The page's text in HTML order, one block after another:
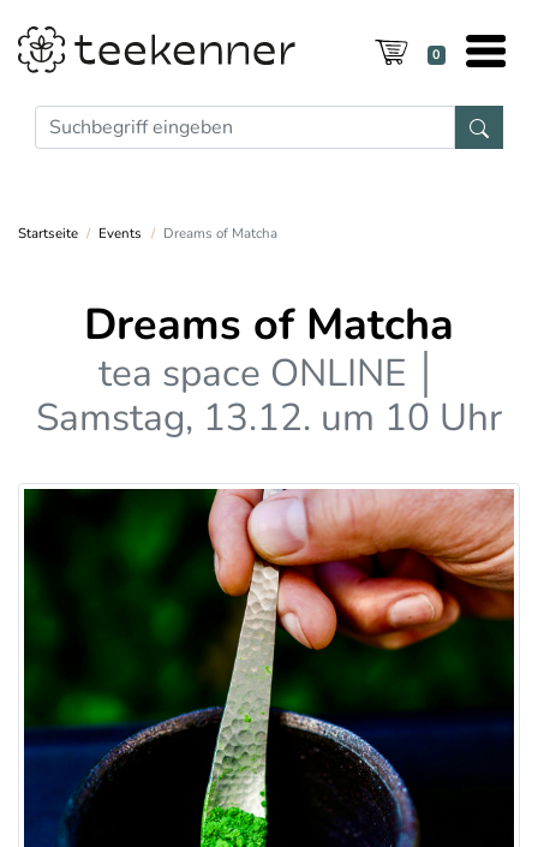
0
Startseite Events Dreams of Matcha
Dreams of Matcha
tea space ONLINE │
Samstag, 13.12. um 10 Uhr